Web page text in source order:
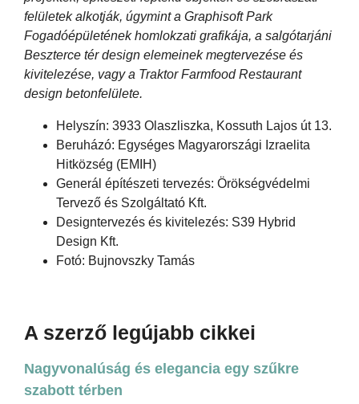
felületek alkotják, úgymint a Graphisoft Park
Fogadóépületének homlokzati grafikája, a salgótarjáni
Beszterce tér design elemeinek megtervezése és
kivitelezése, vagy a Traktor Farmfood Restaurant
design betonfelülete.
Helyszín: 3933 Olaszliszka, Kossuth Lajos út 13.
Beruházó: Egységes Magyarországi Izraelita
Hitközség (EMIH)
Generál építészeti tervezés: Örökségvédelmi
Tervező és Szolgáltató Kft.
Designtervezés és kivitelezés: S39 Hybrid
Design Kft.
Fotó: Bujnovszky Tamás
A szerző legújabb cikkei
Nagyvonalúság és elegancia egy szűkre
szabott térben